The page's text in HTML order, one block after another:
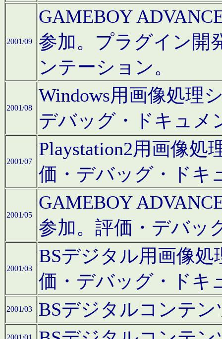
2001/09
GAMEBOY
参加。プラグイン開
ンテーション。
2001/08
Windows用画像処理
デバッグ・ドキュメ
2001/07
Playstation2用画像
価・デバッグ・ドキ
2001/05
GAMEBOY
参加。評価・デバッ
2001/03
BSデジタル用画像
価・デバッグ・ドキ
2001/03 BSデジタルコンテ
2001/01